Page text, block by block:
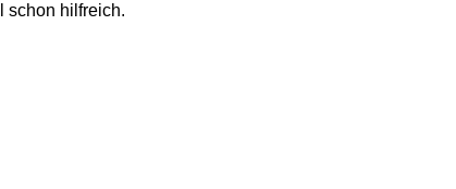
schon hilfreich.